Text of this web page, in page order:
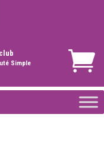
Simple